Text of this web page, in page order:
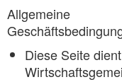
Allgemeine
Diese Seite